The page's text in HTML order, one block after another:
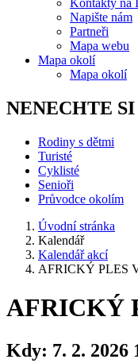
Kontakty na
Napište nám
Partneři
Mapa webu
Mapa okolí
Mapa okolí
NENECHTE
Rodiny s dětmi
Turisté
Cyklisté
Senioři
Průvodce okolím
Úvodní stránka
Kalendář
Kalendář akcí
AFRICKÝ PLES
AFRICKÝ
Kdy: 7. 2. 2026